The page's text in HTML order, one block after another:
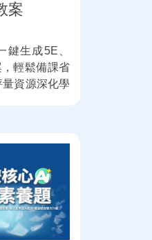
案
鍵生成5E、
輕鬆備課省
資源深化學